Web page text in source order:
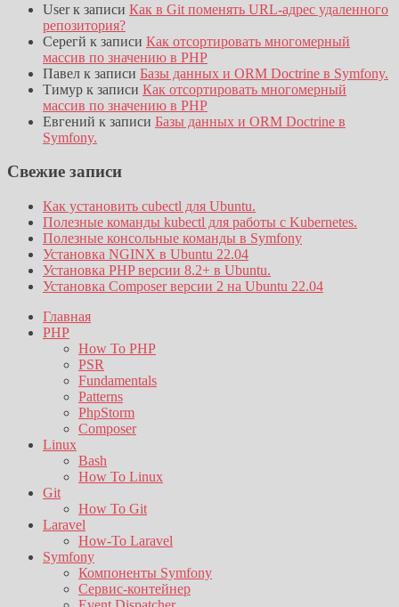
Userк записи Как в Git поменять URL-адрес удаленного
репозитория?
Серегй к записи Как отсортировать многомерный
массив по значению в PHP
Павел к записи Базы данных и ORM Doctrine в Symfony.
Тимур к записи Как отсортировать многомерный
массив по значению в PHP
Евгений к записи Базы данных и ORM Doctrine в
Symfony.
Свежие записи
Как установить cubectl для Ubuntu.
Полезные команды kubectl для работы с Kubernetes.
Полезные консольные команды в Symfony
Установка NGINX в Ubuntu 22.04
Установка PHP версии 8.2+ в Ubuntu.
Установка Composer версии 2 на Ubuntu 22.04
Главная
PHP
How To PHP
PSR
Fundamentals
Patterns
PhpStorm
Composer
Linux
Bash
How To Linux
Git
How To Git
Laravel
How-To Laravel
Symfony
Компоненты Symfony
Сервис-контейнер